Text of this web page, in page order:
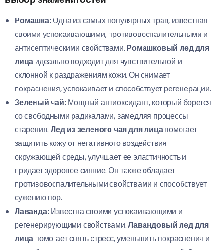
Ромашка:Одна из самых популярных трав, известная
своими успокаивающими, противовоспалительными и
антисептическими свойствами. Ромашковый лед для
лица идеально подходит для чувствительной и
склонной к раздражениям кожи. Он снимает
покраснения, успокаивает и способствует регенерации.
Зеленый чай:Мощный антиоксидант, который борется
со свободными радикалами, замедляя процессы
старения. Лед из зеленого чая для лицапомогает
защитить кожу от негативного воздействия
окружающей среды, улучшает ее эластичность и
придает здоровое сияние. Он также обладает
противовоспалительными свойствами и способствует
сужению пор.
Лаванда:Известна своими успокаивающими и
регенерирующими свойствами.Лавандовый лед для
лица помогает снять стресс, уменьшить покраснения и